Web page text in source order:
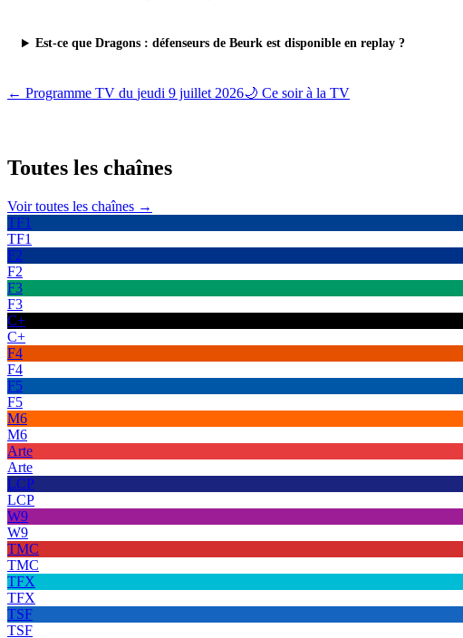
Est-ce que Dragons : défenseurs de Beurk est disponible en replay ?
← Programme TV du jeudi 9 juillet 2026🌙 Ce soir à la TV
Toutes les chaînes
Voir toutes les chaînes →
TF1
TF1
F2
F2
F3
F3
C+
C+
F4
F4
F5
F5
M6
M6
Arte
Arte
LCP
LCP
W9
W9
TMC
TMC
TFX
TFX
TSF
TSF